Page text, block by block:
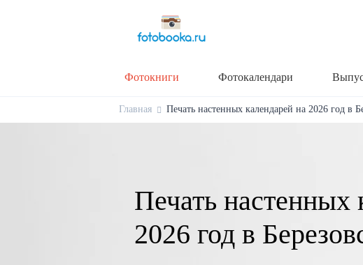
Фотокниги Фотокалендари
Главная Печать настенных календарей на 2026 год в
Печать настенных
2026 год в